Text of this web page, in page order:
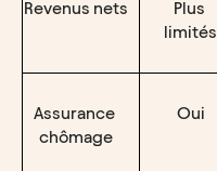
Revenus nets
Plus
limités
Assurance
chômage
Oui